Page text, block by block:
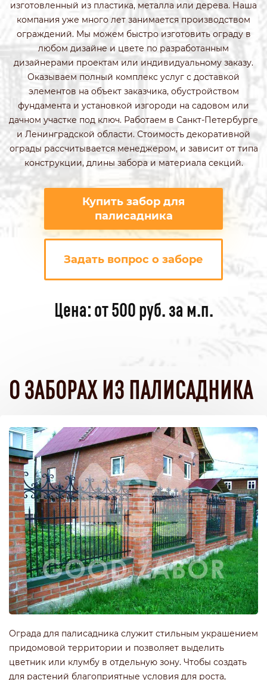
изготовленный из пластика, металла или дерева. Наша
компания уже много лет занимается производством
ограждений. Мы можем быстро изготовить ограду в
любом дизайне и цвете по разработанным
дизайнерами проектам или индивидуальному заказу.
Оказываем полный комплекс услуг с доставкой
элементов на объект заказчика, обустройством
фундамента и установкой изгороди на садовом или
дачном участке под ключ. Работаем в Санкт-Петербурге
и Ленинградской области. Стоимость декоративной
ограды рассчитывается менеджером, и зависит от типа
конструкции, длины забора и материала секций.
Купить забор для
палисадника
Задать вопрос о заборе
Цена: от 500 руб. за м.п.
О ЗАБОРАХ ИЗ ПАЛИСАДНИКА
Ограда для палисадника служит стильным украшением
придомовой территории и позволяет выделить
цветник или клумбу в отдельную зону. Чтобы создать
для растений благоприятные условия для роста,